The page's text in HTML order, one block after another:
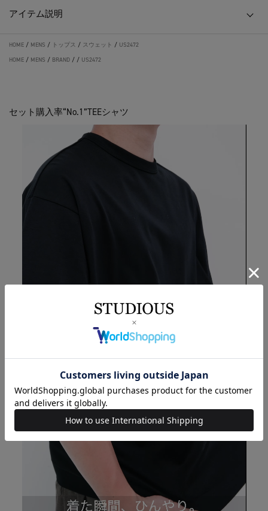
アイテム説明
HOME / MENS / トップス / スウェット / US2472
HOME / MENS / BRAND / / US2472
セット購入率“No.1”TEEシャツ